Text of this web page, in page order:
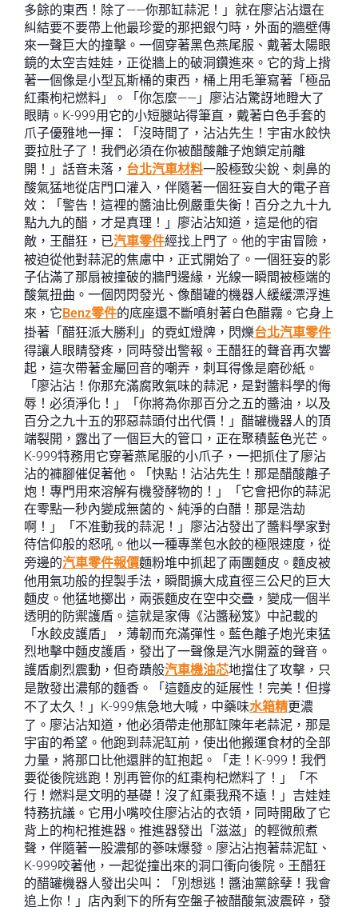
多餘的東西！除了——你那缸蒜泥！」就在廖沾沾還在
糾結要不要帶上他最珍愛的那把銀勺時，外面的牆壁傳
來一聲巨大的撞擊。一個穿著黑色燕尾服、戴著太陽眼
鏡的太空吉娃娃，正從牆上的破洞鑽進來。它的背上揹
著一個像是小型瓦斯桶的東西，桶上用毛筆寫著「極品
紅棗枸杞燃料」。「你怎麼——」廖沾沾驚訝地瞪大了
眼睛。K-999用它的小短腿站得筆直，戴著白色手套的
爪子優雅地一揮：「沒時間了，沾沾先生！宇宙水餃快
要拉肚子了！我們必須在你被醋酸離子炮鎖定前離
開！」話音未落， 台北汽車材料一股極致尖銳、刺鼻的
酸氣猛地從店門口灌入，伴隨著一個狂妄自大的電子音
效：「警告！這裡的醬油比例嚴重失衡！百分之九十九
點九九的醋，才是真理！」廖沾沾知道，這是他的宿
敵，王醋狂，已汽車零件經找上門了。他的宇宙冒險，
被迫從他對蒜泥的焦慮中，正式開始了。一個狂妄的影
子佔滿了那扇被撞破的牆門邊緣，光線一瞬間被極端的
酸氣扭曲。一個閃閃發光、像醋罐的機器人緩緩漂浮進
來，它Benz零件的底座還不斷噴射著白色醋霧。它身上
掛著「醋狂派大勝利」的霓虹燈牌，閃爍台北汽車零件
得讓人眼睛發疼，同時發出警報。王醋狂的聲音再次響
起，這次帶著金屬回音的嘲弄，刺耳得像是磨砂紙。
「廖沾沾！你那充滿腐敗氣味的蒜泥，是對醬料學的侮
辱！必須淨化！」「你將為你那百分之五的醬油，以及
百分之九十五的邪惡蒜頭付出代價！」醋罐機器人的頂
端裂開，露出了一個巨大的管口，正在聚積藍色光芒。
K-999特務用它穿著燕尾服的小爪子，一把抓住了廖沾
沾的褲腳催促著他。「快點！沾沾先生！那是醋酸離子
炮！專門用來溶解有機發酵物的！」「它會把你的蒜泥
在零點一秒內變成無菌的、純淨的白醋！那是浩劫
啊！」「不准動我的蒜泥！」廖沾沾發出了醬料學家對
待信仰般的怒吼。他以一種專業包水餃的極限速度，從
旁邊的汽車零件報價麵粉堆中抓起了兩團麵皮。麵皮被
他用氣功般的捏製手法，瞬間擴大成直徑三公尺的巨大
麵皮。他猛地擲出，兩張麵皮在空中交疊，變成一個半
透明的防禦護盾。這就是家傳《沾醬秘笈》中記載的
「水餃皮護盾」，薄韌而充滿彈性。藍色離子炮光束猛
烈地擊中麵皮護盾，發出了一聲像是汽水開蓋的聲音。
護盾劇烈震動，但奇蹟般汽車機油芯地擋住了攻擊，只
是散發出濃郁的麵香。「這麵皮的延展性！完美！但撐
不了太久！」K-999焦急地大喊，中藥味水箱精更濃
了。廖沾沾知道，他必須帶走他那缸陳年老蒜泥，那是
宇宙的希望。他跑到蒜泥缸前，使出他搬運食材的全部
力量，將那口比他還胖的缸抱起。「走！K-999！我們
要從後院逃跑！別再管你的紅棗枸杞燃料了！」「不
行！燃料是文明的基礎！沒了紅棗我飛不遠！」吉娃娃
特務抗議。它用小嘴咬住廖沾沾的衣領，同時開啟了它
背上的枸杞推進器。推進器發出「滋滋」的輕微煎煮
聲，伴隨著一股濃郁的蔘味爆發。廖沾沾抱著蒜泥缸、
K-999咬著他，一起從撞出來的洞口衝向後院。王醋狂
的醋罐機器人發出尖叫：「別想逃！醬油黨餘孽！我會
追上你！」店內剩下的所有空盤子被醋酸氣波震碎，發